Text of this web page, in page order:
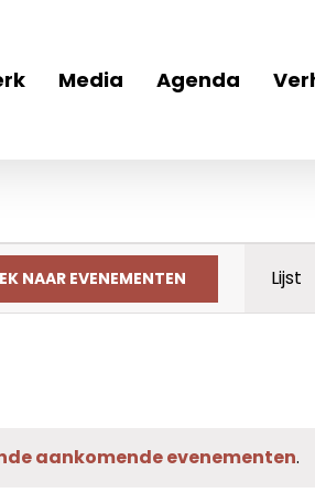
Media Agenda
aankomende evenementen.
NAAR EVENEMENTEN Lijst